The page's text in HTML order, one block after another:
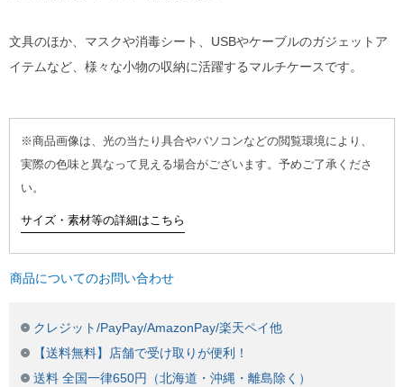
文具のほか、マスクや消毒シート、USBやケーブルのガジェットア
イテムなど、様々な小物の収納に活躍するマルチケースです。
※商品画像は、光の当たり具合やパソコンなどの閲覧環境により、
実際の色味と異なって見える場合がございます。予めご了承くださ
い。
サイズ・素材等の詳細はこちら
商品についてのお問い合わせ
クレジット/PayPay/AmazonPay/楽天ペイ他
【送料無料】店舗で受け取りが便利！
送料 全国一律650円（北海道・沖縄・離島除く）